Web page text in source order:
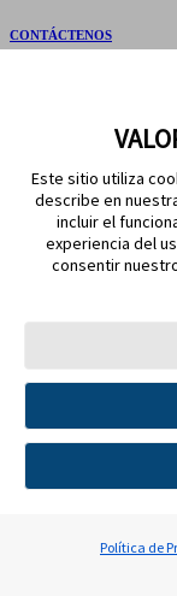
CONTÁCTENOS
MANTÉNGASE EN
Términos de
Política de
Preferencias
©2026 Abbott. La
comerciales
Plus Reg. San.
Este sitio utiliza
describe en
incluir el
experiencia del
consentir
Política de